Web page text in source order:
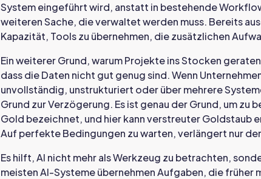
System eingeführt wird, anstatt in bestehende
weiteren Sache, die verwaltet werden muss. Bereits
Kapazität, Tools zu übernehmen, die zusätzlichen
Ein weiterer Grund, warum Projekte ins Stocken
dass die Daten nicht gut genug sind. Wenn
unvollständig, unstrukturiert oder über mehrere
Grund zur Verzögerung. Es ist genau der Grund, um zu
Gold bezeichnet, und hier kann verstreuter Goldstaub
Auf perfekte Bedingungen zu warten, verlängert nur
Es hilft, AI nicht mehr als Werkzeug zu betrachten,
meisten AI-Systeme übernehmen Aufgaben, die früher